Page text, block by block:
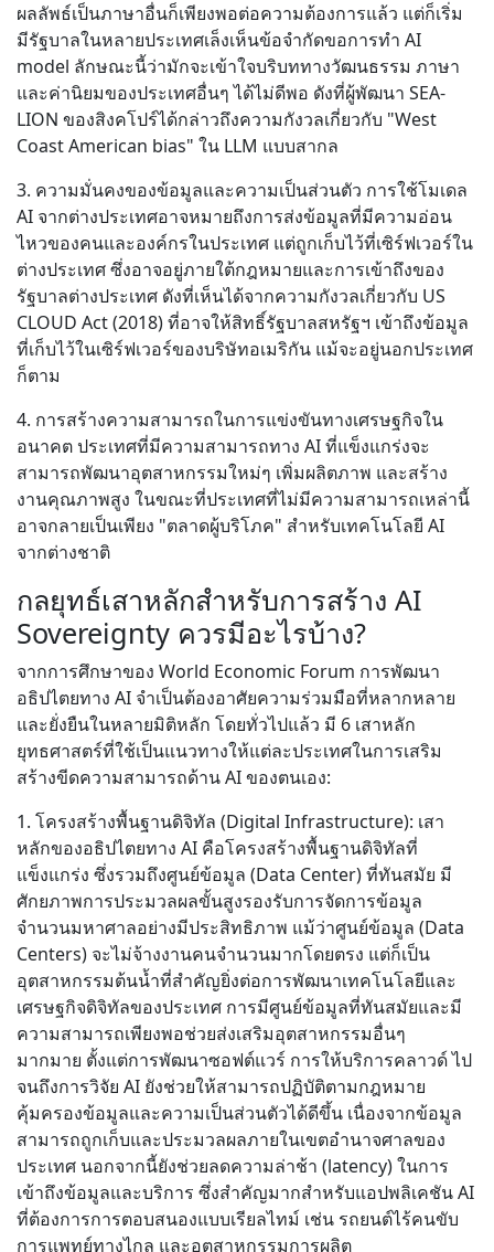
ผลลัพธ์เป็นภาษาอื่นก็เพียงพอต่อความต้องการแล้ว แต่ก็เริ่ม
มีรัฐบาลในหลายประเทศเล็งเห็นข้อจำกัดขอการทำ AI
model ลักษณะนี้ว่ามักจะเข้าใจบริบททางวัฒนธรรม ภาษา
และค่านิยมของประเทศอื่นๆ ได้ไม่ดีพอ ดังที่ผู้พัฒนา SEA-
LION ของสิงคโปร์ได้กล่าวถึงความกังวลเกี่ยวกับ "West
Coast American bias" ใน LLM แบบสากล
3. ความมั่นคงของข้อมูลและความเป็นส่วนตัว การใช้โมเดล
AI จากต่างประเทศอาจหมายถึงการส่งข้อมูลที่มีความอ่อน
ไหวของคนและองค์กรในประเทศ แต่ถูกเก็บไว้ที่เซิร์ฟเวอร์ใน
ต่างประเทศ ซึ่งอาจอยู่ภายใต้กฎหมายและการเข้าถึงของ
รัฐบาลต่างประเทศ ดังที่เห็นได้จากความกังวลเกี่ยวกับ US
CLOUD Act (2018) ที่อาจให้สิทธิ์รัฐบาลสหรัฐฯ เข้าถึงข้อมูล
ที่เก็บไว้ในเซิร์ฟเวอร์ของบริษัทอเมริกัน แม้จะอยู่นอกประเทศ
ก็ตาม
4. การสร้างความสามารถในการแข่งขันทางเศรษฐกิจใน
อนาคต ประเทศที่มีความสามารถทาง AI ที่แข็งแกร่งจะ
สามารถพัฒนาอุตสาหกรรมใหม่ๆ เพิ่มผลิตภาพ และสร้าง
งานคุณภาพสูง ในขณะที่ประเทศที่ไม่มีความสามารถเหล่านี้
อาจกลายเป็นเพียง "ตลาดผู้บริโภค" สำหรับเทคโนโลยี AI
จากต่างชาติ
กลยุทธ์เสาหลักสำหรับการสร้าง AI
Sovereignty ควรมีอะไรบ้าง?
จากการศึกษาของ World Economic Forum การพัฒนา
อธิปไตยทาง AI จำเป็นต้องอาศัยความร่วมมือที่หลากหลาย
และยั่งยืนในหลายมิติหลัก โดยทั่วไปแล้ว มี 6 เสาหลัก
ยุทธศาสตร์ที่ใช้เป็นแนวทางให้แต่ละประเทศในการเสริม
สร้างขีดความสามารถด้าน AI ของตนเอง:
1. โครงสร้างพื้นฐานดิจิทัล (Digital Infrastructure): เสา
หลักของอธิปไตยทาง AI คือโครงสร้างพื้นฐานดิจิทัลที่
แข็งแกร่ง ซึ่งรวมถึงศูนย์ข้อมูล (Data Center) ที่ทันสมัย มี
ศักยภาพการประมวลผลขั้นสูงรองรับการจัดการข้อมูล
จำนวนมหาศาลอย่างมีประสิทธิภาพ แม้ว่าศูนย์ข้อมูล (Data
Centers) จะไม่จ้างงานคนจำนวนมากโดยตรง แต่ก็เป็น
อุตสาหกรรมต้นน้ำที่สำคัญยิ่งต่อการพัฒนาเทคโนโลยีและ
เศรษฐกิจดิจิทัลของประเทศ การมีศูนย์ข้อมูลที่ทันสมัยและมี
ความสามารถเพียงพอช่วยส่งเสริมอุตสาหกรรมอื่นๆ
มากมาย ตั้งแต่การพัฒนาซอฟต์แวร์ การให้บริการคลาวด์ ไป
จนถึงการวิจัย AI ยังช่วยให้สามารถปฏิบัติตามกฎหมาย
คุ้มครองข้อมูลและความเป็นส่วนตัวได้ดีขึ้น เนื่องจากข้อมูล
สามารถถูกเก็บและประมวลผลภายในเขตอำนาจศาลของ
ประเทศ นอกจากนี้ยังช่วยลดความล่าช้า (latency) ในการ
เข้าถึงข้อมูลและบริการ ซึ่งสำคัญมากสำหรับแอปพลิเคชัน AI
ที่ต้องการการตอบสนองแบบเรียลไทม์ เช่น รถยนต์ไร้คนขับ
การแพทย์ทางไกล และอุตสาหกรรมการผลิต